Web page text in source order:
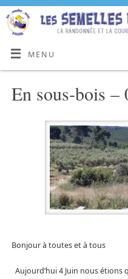
MENU
En sous-bois –
Bonjour à toutes et à tous
Aujourd’hui 4 Juin nous étions